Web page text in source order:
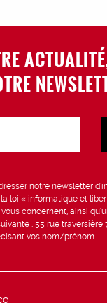
notre newsletter
loi « informatique et
concernent, ainsi
: 55 rue traversière
vos nom/prénom.